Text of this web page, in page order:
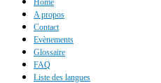
Home
A propos
Contact
Evènements
Glossaire
FAQ
Liste des langues